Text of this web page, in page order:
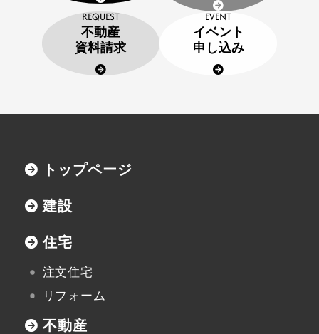
お知らせ
用語集
TEL:0258-82-0535
REQUEST
不動産
資料請求
EVENT
イベント
申し込み
トップページ
建設
住宅
注文住宅
リフォーム
不動産